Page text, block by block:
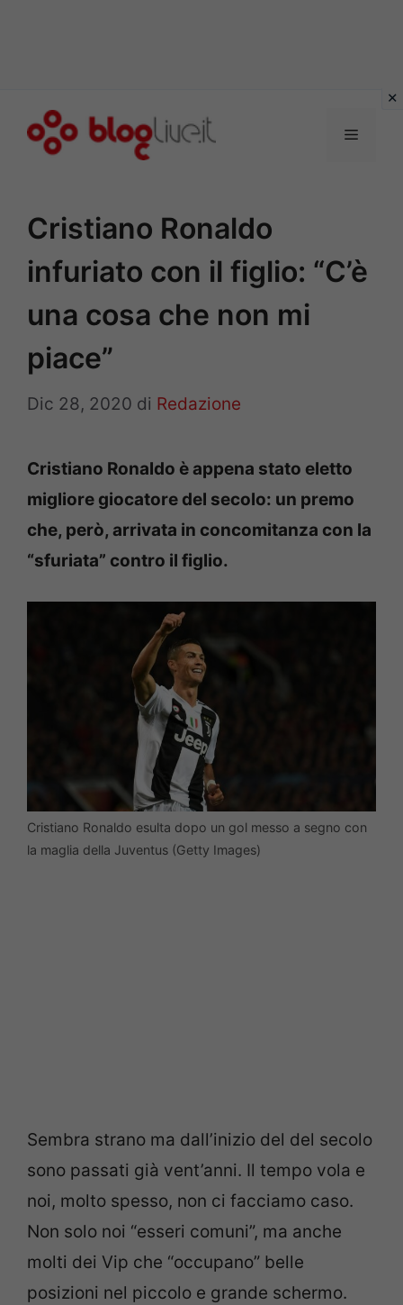
Menu
Cristiano Ronaldo
infuriato con il figlio: “C’è
una cosa che non mi
piace”
Dic 28, 2020 di Redazione
Cristiano Ronaldo è appena stato eletto
migliore giocatore del secolo: un premo
che, però, arrivata in concomitanza con la
“sfuriata” contro il figlio.
Cristiano Ronaldo esulta dopo un gol messo a segno con
la maglia della Juventus (Getty Images)
Sembra strano ma dall’inizio del del secolo
sono passati già vent’anni. Il tempo vola e
noi, molto spesso, non ci facciamo caso.
Non solo noi “esseri comuni”, ma anche
molti dei Vip che “occupano” belle
posizioni nel piccolo e grande schermo.